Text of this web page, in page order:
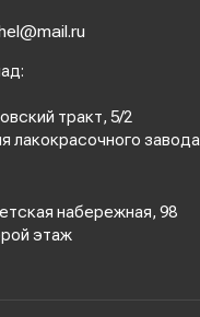
тракт, 5/2
лакокрасочного завода
набережная, 98
этаж